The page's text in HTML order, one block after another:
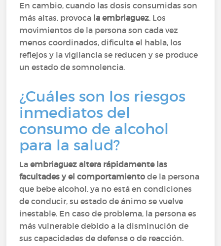
En cambio, cuando las dosis consumidas son
más altas, provoca la embriaguez. Los
movimientos de la persona son cada vez
menos coordinados, dificulta el habla, los
reflejos y la vigilancia se reducen y se produce
un estado de somnolencia.
¿Cuáles son los riesgos
inmediatos del
consumo de alcohol
para la salud?
Laembriaguez altera rápidamente las
facultades y el comportamiento de la persona
que bebe alcohol, ya no está en condiciones
de conducir, su estado de ánimo se vuelve
inestable. En caso de problema, la persona es
más vulnerable debido a la disminución de
sus capacidades de defensa o de reacción.